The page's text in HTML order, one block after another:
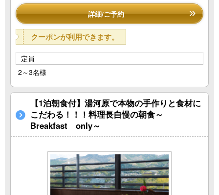
詳細/ご予約
クーポンが利用できます。
定員
2～3名様
【1泊朝食付】湯河原で本物の手作りと食材に
こだわる！！！料理長自慢の朝食～
Breakfast only～